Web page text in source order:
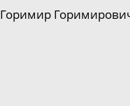
Горимир